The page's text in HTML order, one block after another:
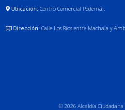
Ubicación: Centro Comercial Pedernal.
Dirección: Calle Los Ríos entre Machala y
© 2026 Alcaldía Ciudadana